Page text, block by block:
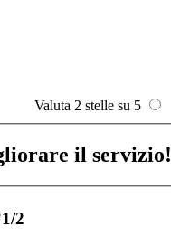
Valuta 2 stelle su 5
il servizio!
1/2